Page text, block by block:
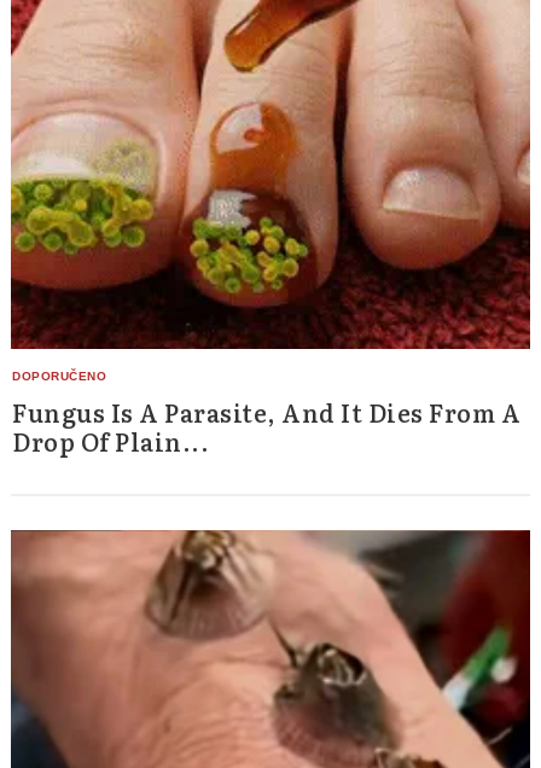
Fungus Is A Parasite, And It Dies From A
Drop Of Plain...